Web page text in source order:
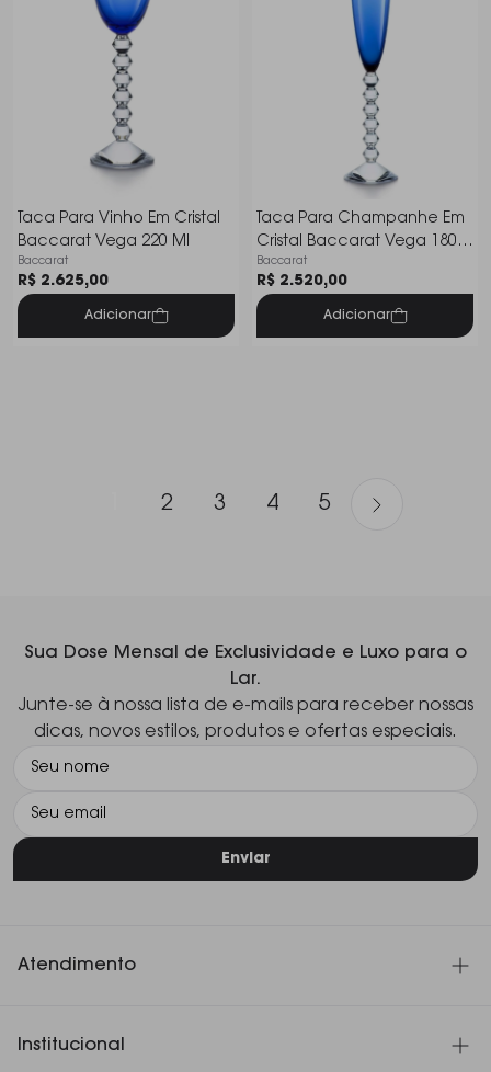
Taca Para Vinho Em Cristal
Baccarat Vega 220 Ml
Baccarat
R$ 2.625,00
Adicionar
Taca Para Champanhe Em
Cristal Baccarat Vega 180
Ml
Baccarat
R$ 2.520,00
Adicionar
2 3 4 5
Sua Dose Mensal de Exclusividade e Luxo para o
Lar.
Junte-se à nossa lista de e-mails para receber nossas
dicas, novos estilos, produtos e ofertas especiais.
Enviar
Atendimento
SAC 11 3060-4180
Institucional